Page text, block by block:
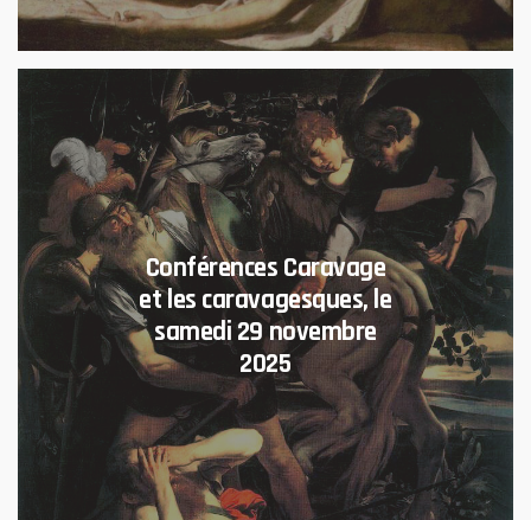
Conférences Caravage
et les caravagesques, le
samedi 29 novembre
2025